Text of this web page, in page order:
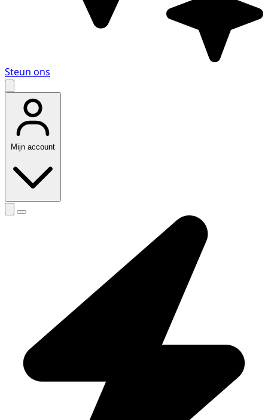
Steun ons
Mijn account